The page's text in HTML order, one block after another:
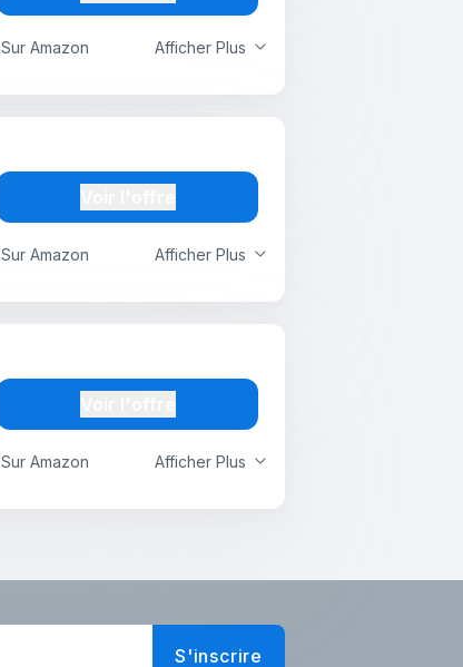
Afficher Plus
Sur Amazon
Afficher Plus
Sur Amazon
Afficher Plus
Sur Amazon
S'inscrire